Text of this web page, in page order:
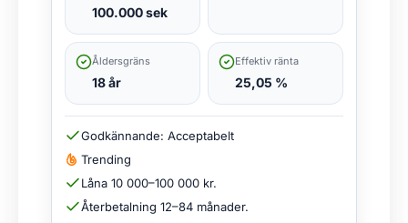
100.000 sek
Åldersgräns
18 år
Effektiv ränta
25,05 %
Godkännande: Acceptabelt
Trending
Låna 10 000–100 000 kr.
Återbetalning 12–84 månader.